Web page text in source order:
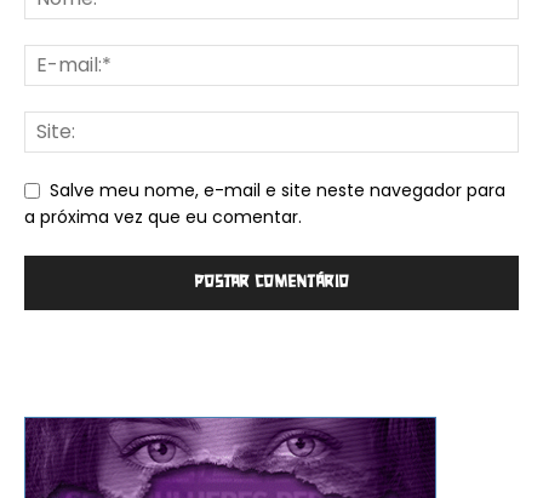
Salve meu nome, e-mail e site neste navegador para
a próxima vez que eu comentar.